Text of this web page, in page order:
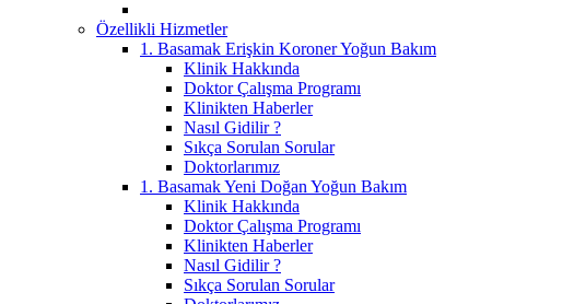
Özellikli Hizmetler
1. Basamak Erişkin Koroner Yoğun Bakım
Klinik Hakkında
Doktor Çalışma Programı
Klinikten Haberler
Nasıl Gidilir ?
Sıkça Sorulan Sorular
Doktorlarımız
1. Basamak Yeni Doğan Yoğun Bakım
Klinik Hakkında
Doktor Çalışma Programı
Klinikten Haberler
Nasıl Gidilir ?
Sıkça Sorulan Sorular